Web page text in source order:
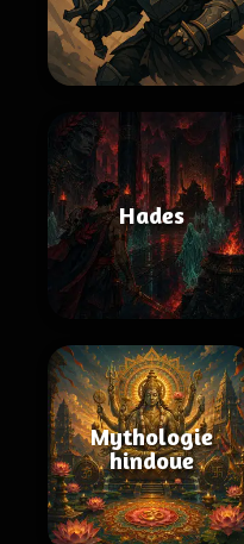
Hades
Mythologie
hindoue